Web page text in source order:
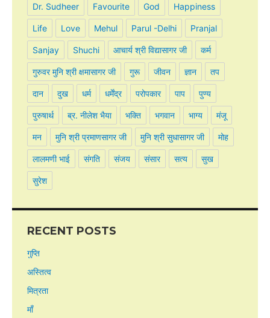
Dr. Sudheer Favourite God Happiness
Life Love Mehul Parul -Delhi Pranjal
Sanjay Shuchi आचार्य श्री विद्यासागर जी कर्म
गुरुवर मुनि श्री क्षमासागर जी गुरू जीवन ज्ञान तप
दान दुख धर्म धर्मेंद्र परोपकार पाप पुण्य
पुरुषार्थ ब्र. नीलेश भैया भक्ति भगवान भाग्य मंजू
मन मुनि श्री प्रमाणसागर जी मुनि श्री सुधासागर जी मोह
लालमणी भाई संगति संजय संसार सत्य सुख
सुरेश
RECENT POSTS
गुप्ति
अस्तित्व
मित्रता
माँ